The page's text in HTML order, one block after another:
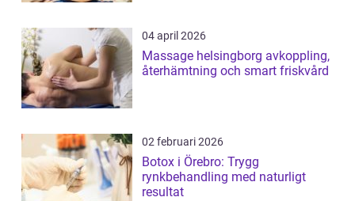
04 april 2026
Massage helsingborg avkoppling,
återhämtning och smart friskvård
02 februari 2026
Botox i Örebro: Trygg
rynkbehandling med naturligt
resultat